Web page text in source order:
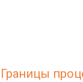
Границы